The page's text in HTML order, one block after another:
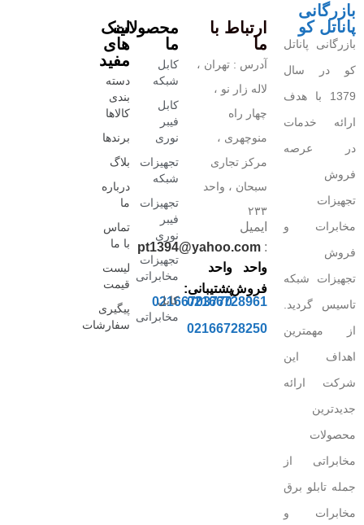
بازرگانی
پاناتل کو
بازرگانی پاناتل
کو در سال
1379 با هدف
ارائه خدمات
در عرصه
فروش
تجهیزات
مخابرات و
فروش
تجهیزات شبکه
تاسیس گردید.
از مهمترین
اهداف این
شرکت ارائه
جدیدترین
محصولات
مخابراتی از
جمله تابلو برق
مخابرات و
ارتباط با
ما
آدرس : تهران ،
لاله زار نو ،
چهار راه
منوچهری ،
مرکز تجاری
سبحان ، واحد
۲۳۳
ایمیل
:
pt1394@yahoo.com
واحد
فروش:
02166728961
02166728250
واحد
پشتیبانی:
02166703770
محصولات
ما
کابل
شبکه
کابل
فیبر
نوری
تجهیزات
شبکه
تجهیزات
فیبر
نوری
تجهیزات
مخابراتی
کابل
مخابراتی
لینک
های
مفید
دسته
بندی
کالاها
برندها
بلاگ
درباره
ما
تماس
با ما
لیست
قیمت
پیگیری
سفارشات